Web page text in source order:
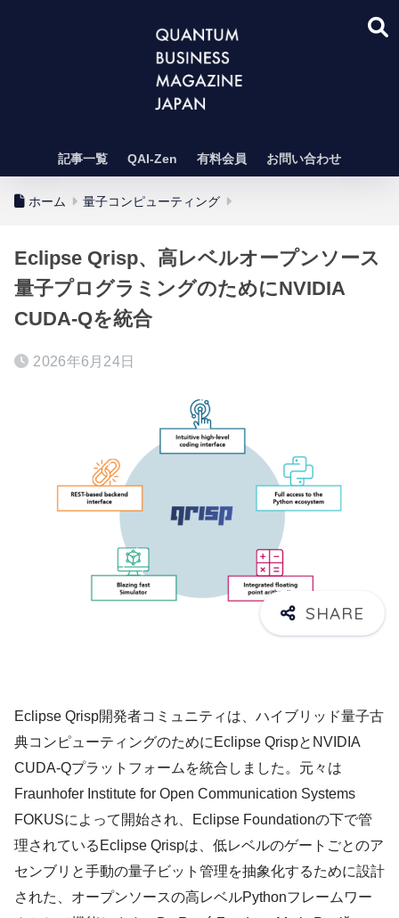
記事一覧 QAI-Zen 有料会員 お問い合わせ
ホーム 量子コンピューティング
Eclipse Qrisp、高レベルオープンソース
量子プログラミングのためにNVIDIA
CUDA-Qを統合
2026年6月24日
Eclipse Qrisp開発者コミュニティは、ハイブリッド量子古
典コンピューティングのためにEclipse QrispとNVIDIA
CUDA-Qプラットフォームを統合しました。元々は
Fraunhofer Institute for Open Communication Systems
FOKUSによって開始され、Eclipse Foundationの下で管
理されているEclipse Qrispは、低レベルのゲートごとのア
センブリと手動の量子ビット管理を抽象化するために設計
された、オープンソースの高レベルPythonフレームワー